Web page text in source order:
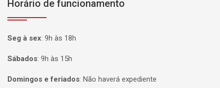
Horário de funcionamento
Seg à sex: 9h às 18h
Sábados: 9h às 15h
Domingos e feriados: Não haverá expediente